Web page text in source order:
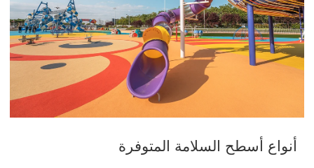
أنواع أسطح السلامة المتوفرة